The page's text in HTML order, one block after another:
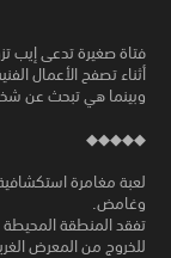
فتاة صغيرة تدعى إيب
أثناء تصفح الأعمال
وبينما هي تبحث عن
◆◆◆◆◆
لعبة مغامرة
وغامض.
تفقد المنطقة
للخروج من المعرض